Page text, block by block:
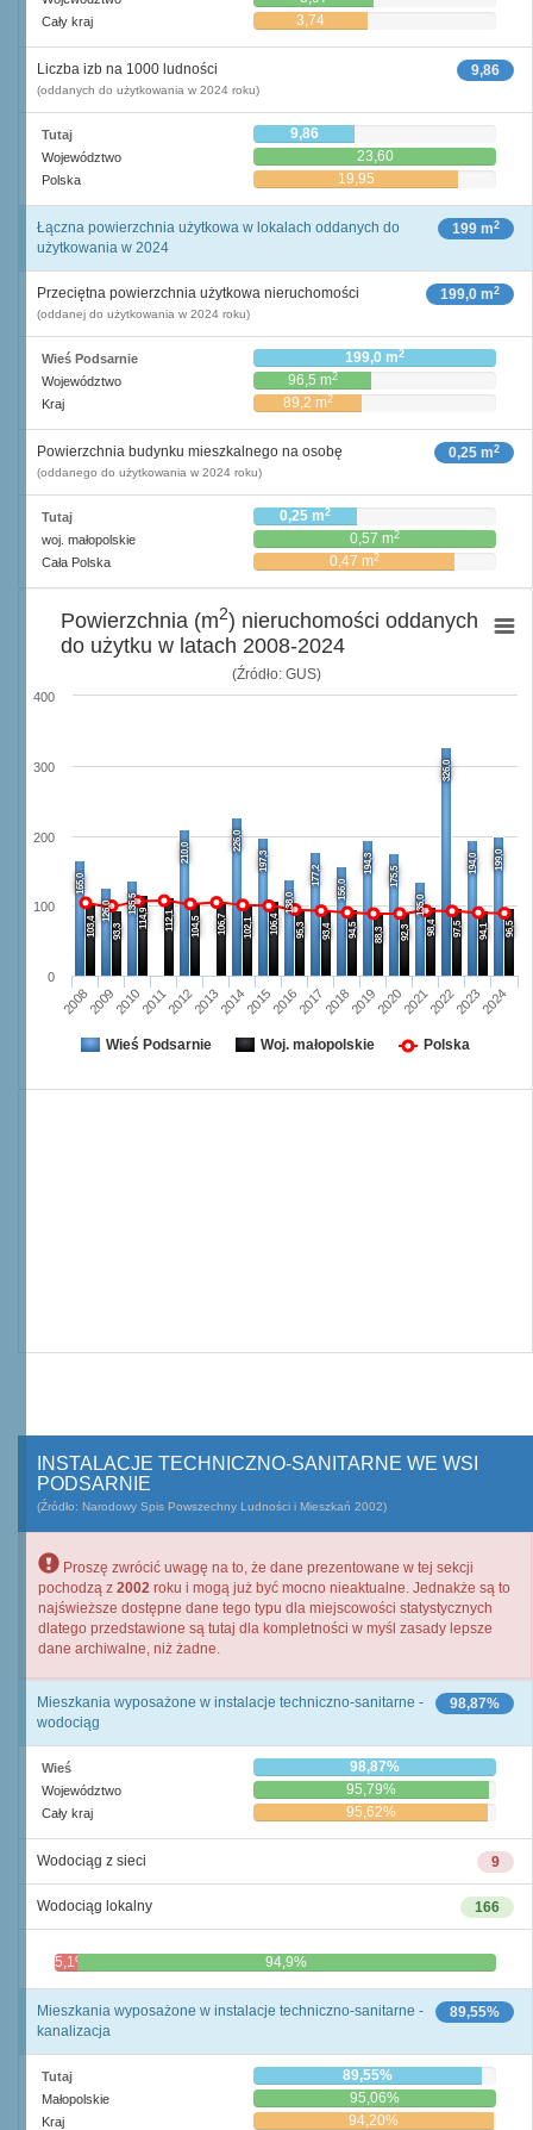
Cały kraj 3,74
9,86
Liczba izb na 1000 ludności
(oddanych do użytkowania w 2024 roku)
Tutaj 9,86
Województwo 23,60
Polska 19,95
199 m2
Łączna powierzchnia użytkowa w lokalach oddanych do
użytkowania w 2024
199,0 m2
Przeciętna powierzchnia użytkowa nieruchomości
(oddanej do użytkowania w 2024 roku)
Wieś Podsarnie 199,0 m2
Województwo 96,5 m2
Kraj 89,2 m2
0,25 m2
Powierzchnia budynku mieszkalnego na osobę
(oddanego do użytkowania w 2024 roku)
Tutaj 0,25 m2
woj. małopolskie 0,57 m2
Cała Polska 0,47 m2
(Źródło: GUS)
165,0
126,0
135,5
210,0
226,0
197,3
138,0
177,2
156,0
194,3
175,5
135,0
326,0
194,0 199,0
103,4 93,3
114,9 112,1 104,5 106,7 102,1 106,4 95,3 93,4 94,5 88,3 92,3 98,4 97,5 94,1 96,5
20082009201020112012201320142015201620172018201920202021202220232024
0
100
200
300
400
Powierzchnia (m2) nieruchomości oddanych
do użytku w latach 2008-2024
Wieś Podsarnie Woj. małopolskie Polska
INSTALACJE TECHNICZNO-SANITARNE WE WSI
PODSARNIE
(Źródło: Narodowy Spis Powszechny Ludności i Mieszkań 2002)
Proszę zwrócić uwagę na to, że dane prezentowane w tej sekcji
pochodzą z 2002 roku i mogą już być mocno nieaktualne. Jednakże są to
najświeższe dostępne dane tego typu dla miejscowości statystycznych
dlatego przedstawione są tutaj dla kompletności w myśl zasady lepsze
dane archiwalne, niż żadne.
98,87%
Mieszkania wyposażone w instalacje techniczno-sanitarne -
wodociąg
Wieś 98,87%
Województwo 95,79%
Cały kraj 95,62%
9
Wodociąg z sieci
166
Wodociąg lokalny
5,1% 94,9%
89,55%
Mieszkania wyposażone w instalacje techniczno-sanitarne -
kanalizacja
Tutaj 89,55%
Małopolskie 95,06%
Kraj 94,20%